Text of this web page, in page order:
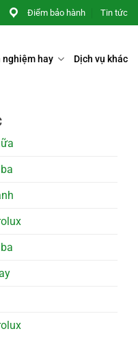
Điểm bảo hành Tin tức
nghiệm hay Dịch vụ khác